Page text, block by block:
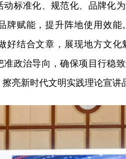
动标准化、规范化、品牌化
牌赋能，提升阵地使用效
好结合文章，展现地方文
准政治导向，确保项目行稳
亮新时代文明实践理论宣讲